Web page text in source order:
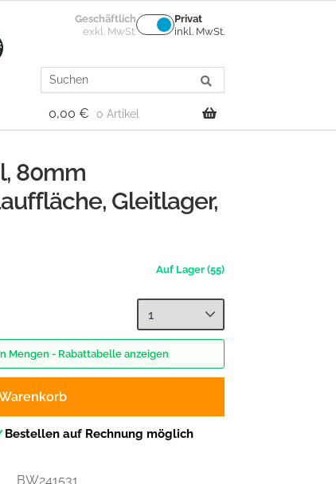
Geschäftlich
exkl. MwSt.
Privat
inkl. MwSt.
Search
for:
0,00 € 0 Artikel
80mm
Gleitlager,
(55)
Mengen - Rabattabelle anzeigen
Bestellen auf Rechnung möglich
BW241531